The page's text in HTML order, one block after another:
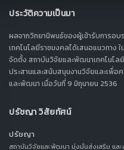
ประวัติความเป็นมา
ผลจากวิทยานิพนธ์ของผู้เข้ารับการอ
เทคโนโลยีราชมงคลได้เสนอแนวทาง
จัดตั้ง สถาบันวิจัยและพัฒนาเทคโนโล
ประสานและสนับสนุนงานวิจัยและเพื่อ
และพัฒนา เมื่อวันที่ 9 มิถุนายน 2536
ปรัชญา วิสัยทัศน์
ปรัชญา
สถาบันวิจัยและพัฒนา มุ่งมั่นส่งเสริม แล